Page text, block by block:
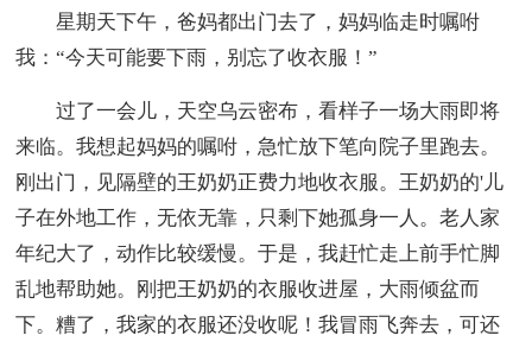
星期天下午，爸妈都出门去了，妈妈临走时嘱咐
我：“今天可能要下雨，别忘了收衣服！”
过了一会儿，天空乌云密布，看样子一场大雨即将
来临。我想起妈妈的嘱咐，急忙放下笔向院子里跑去。
刚出门，见隔壁的王奶奶正费力地收衣服。王奶奶的'儿
子在外地工作，无依无靠，只剩下她孤身一人。老人家
年纪大了，动作比较缓慢。于是，我赶忙走上前手忙脚
乱地帮助她。刚把王奶奶的衣服收进屋，大雨倾盆而
下。糟了，我家的衣服还没收呢！我冒雨飞奔去，可还